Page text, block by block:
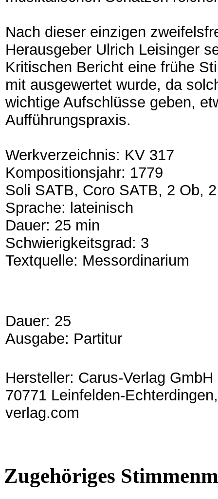
Nach dieser einzigen
Herausgeber Ulrich Leisinger
Kritischen Bericht eine frühe
mit ausgewertet wurde, da
wichtige Aufschlüsse geben,
Aufführungspraxis.
Werkverzeichnis: KV 317
Kompositionsjahr: 1779
Soli SATB, Coro SATB, 2 Ob,
Sprache: lateinisch
Dauer: 25 min
Schwierigkeitsgrad: 3
Textquelle: Messordinarium
Dauer: 25
Ausgabe: Partitur
Hersteller: Carus-Verlag
70771 Leinfelden-
verlag.com
Zugehöriges